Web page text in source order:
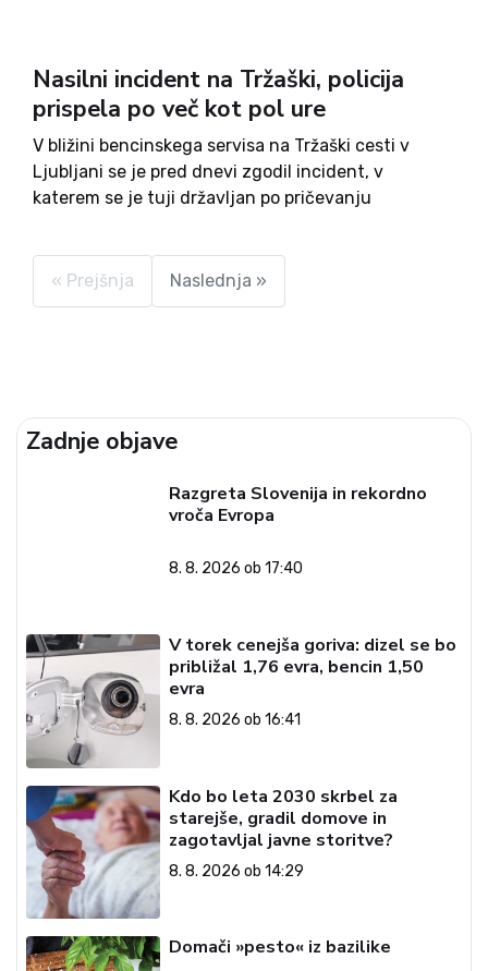
Nasilni incident na Tržaški, policija
prispela po več kot pol ure
V bližini bencinskega servisa na Tržaški cesti v
Ljubljani se je pred dnevi zgodil incident, v
katerem se je tuji državljan po pričevanju
domačina. Njegov prijatelj je poklical policijo, ki pa
je na kraj...
« Prejšnja Naslednja »
Zadnje objave
Razgreta Slovenija in rekordno
vroča Evropa
8. 8. 2026 ob 17:40
V torek cenejša goriva: dizel se bo
približal 1,76 evra, bencin 1,50
evra
8. 8. 2026 ob 16:41
Kdo bo leta 2030 skrbel za
starejše, gradil domove in
zagotavljal javne storitve?
8. 8. 2026 ob 14:29
Domači »pesto« iz bazilike